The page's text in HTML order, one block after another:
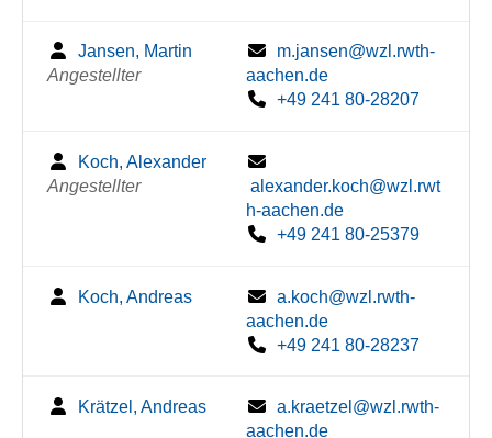
Jansen, Martin
Angestellter
m.jansen@wzl.rwth-
aachen.de
+49 241 80-28207
Koch, Alexander
Angestellter
alexander.koch@wzl.rwt
h-aachen.de
+49 241 80-25379
Koch, Andreas
a.koch@wzl.rwth-
aachen.de
+49 241 80-28237
Krätzel, Andreas
a.kraetzel@wzl.rwth-
aachen.de